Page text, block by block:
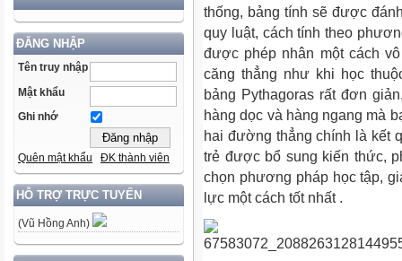
ĐĂNG NHẬP
Tên truy nhập
Mật khẩu
Ghi nhớ
Quên mật khẩu ĐK thành viên
HỖ TRỢ TRỰC TUYẾN
(Vũ Hồng Anh)
thống, bảng tính sẽ được
quy luật, cách tính theo
được phép nhân một cách
căng thẳng như khi học
bảng Pythagoras rất đơn
hàng dọc và hàng ngang mà
hai đường thẳng chính là kết
trẻ được bổ sung kiến thức,
chọn phương pháp học tập,
lực một cách tốt nhất .